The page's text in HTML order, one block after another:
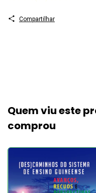
Compartilhar
Quem viu este
comprou